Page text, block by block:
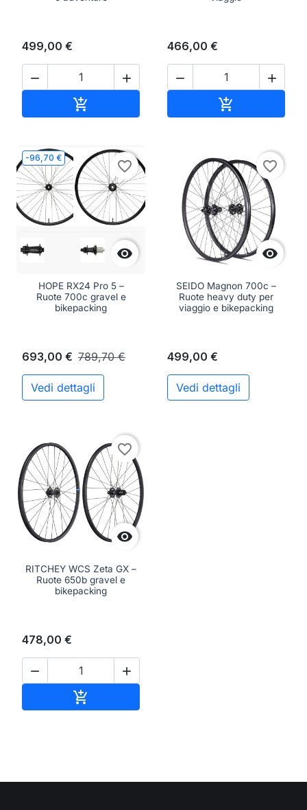
499,00 €
 

466,00 €
 

-96,70 €

favorite_border
HOPE RX24 Pro 5 –
Ruote 700c gravel e
bikepacking
693,00 € 789,70 €
Vedi dettagli

favorite_border
SEIDO Magnon 700c –
Ruote heavy duty per
viaggio e bikepacking
499,00 €
Vedi dettagli

favorite_border
RITCHEY WCS Zeta GX –
Ruote 650b gravel e
bikepacking
478,00 €
 
